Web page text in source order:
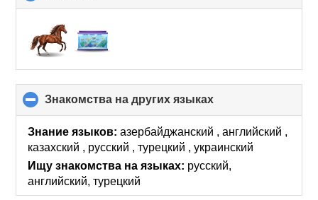
to
contents
Знакомства на других языках
to
collapse
contents
Знание языков: азербайджанский , английский ,
казахский , русский , турецкий , украинский
Ищу знакомства на языках: русский,
английский, турецкий